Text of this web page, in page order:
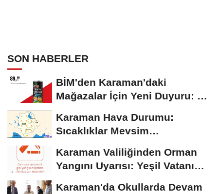
SON HABERLER
BİM'den Karaman'daki
Mağazalar İçin Yeni Duyuru: 11
Karaman Hava Durumu:
Sıcaklıklar Mevsim
Seyrediyor
Karaman Valiliğinden Orman
Yangını Uyarısı: Yeşil Vatanı
Karaman'da Okullarda Devam